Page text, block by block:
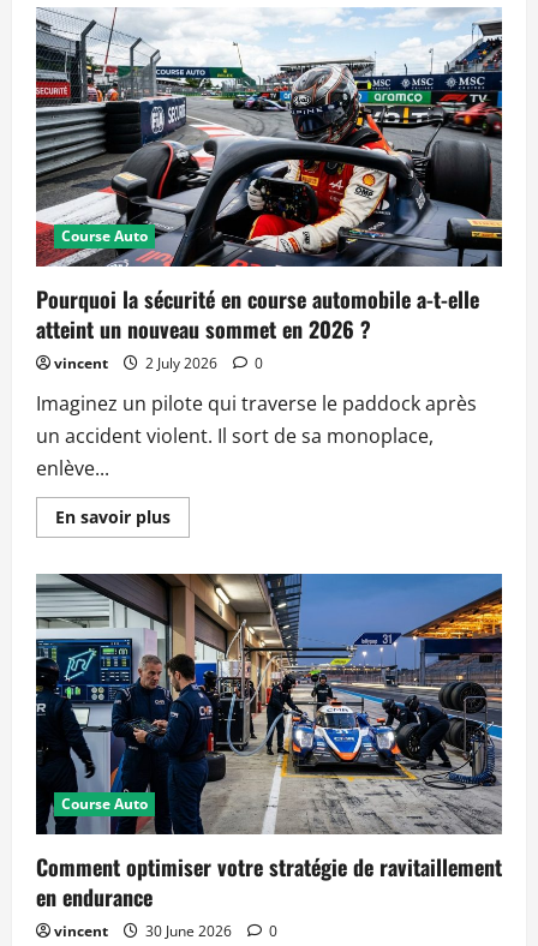
analyser
les
données
télémétriques
pour
gagner
en
performance
en
2026
Course Auto
Pourquoi la sécurité en course automobile a-t-elle
atteint un nouveau sommet en 2026 ?
vincent 2 July 2026 0
Imaginez un pilote qui traverse le paddock après
un accident violent. Il sort de sa monoplace,
enlève...
En savoir plusRead
more
la
sécurité
course
automobile
a-
t-
elle
atteint
un
nouveau
sommet
en
2026
?
Course Auto
Comment optimiser votre stratégie de ravitaillement
en endurance
vincent 30 June 2026 0